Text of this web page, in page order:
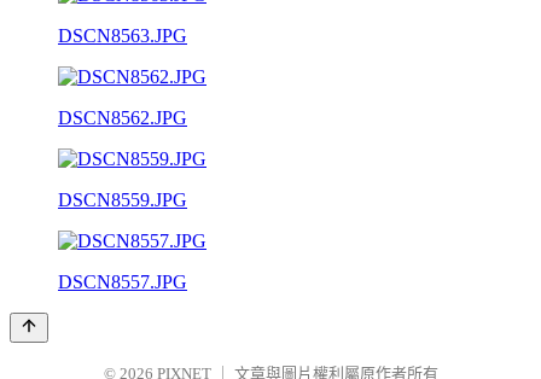
DSCN8563.JPG
DSCN8562.JPG
DSCN8559.JPG
DSCN8557.JPG
© 2026 PIXNET 文章與圖片權利屬原作者所有